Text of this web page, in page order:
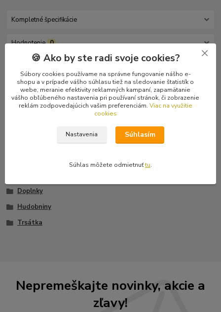
Kompletné špecifikácie
Hodnotenie 0
Kompletné špecifikácie
Kvalitné nylonové gitarové trsátko s protišmykovým dezénom v
Doplnky
Hudobniny
Trsátka
Nepremeškajte novinky, akcie a
zľavy!
🍪 Ako by ste radi svoje cookies?
Súbory cookies používame na správne fungovanie nášho e-
shopu a v prípade vášho súhlasu tiež na sledovanie štatistík o
webe, meranie efektivity reklamných kampaní, zapamätanie
vášho obľúbeného nastavenia pri používaní stránok, či zobrazenie
reklám zodpovedajúcich vašim preferenciám. Viac na využitie
cookies
Nastavenia Súhlasím
Súhlas môžete odmietnuťtu.